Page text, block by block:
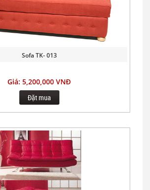
Sofa TK- 013
Giá: 5,200,000 VNĐ
Đặt mua